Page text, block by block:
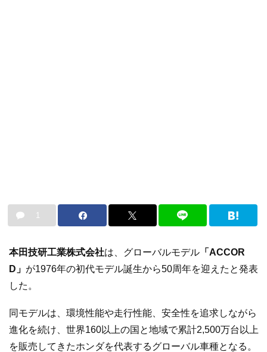
1
本田技研工業株式会社は、グローバルモデル 「ACCOR
D」 が1976年の初代モデル誕生から50周年を迎えたと発表
した。
同モデルは、環境性能や走行性能、安全性を追求しながら
進化を続け、世界160以上の国と地域で累計2,500万台以上
を販売してきたホンダを代表するグローバル車種となる。